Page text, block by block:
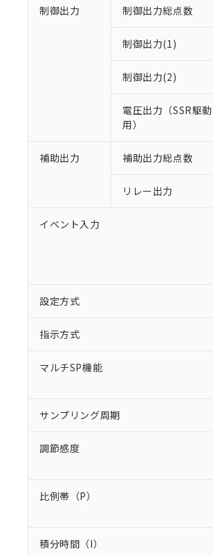
制御出力 制御出力総点数
制御出力(1)
制御出力(2)
電圧出力（SSR駆動
用）
補助出力 補助出力総点数
リレー出力
イベント入力
設定方式
指示方式
マルチSP機能
サンプリング周期
調節感度
比例帯（P）
積分時間（I）